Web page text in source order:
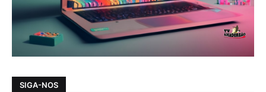
SIGA-NOS